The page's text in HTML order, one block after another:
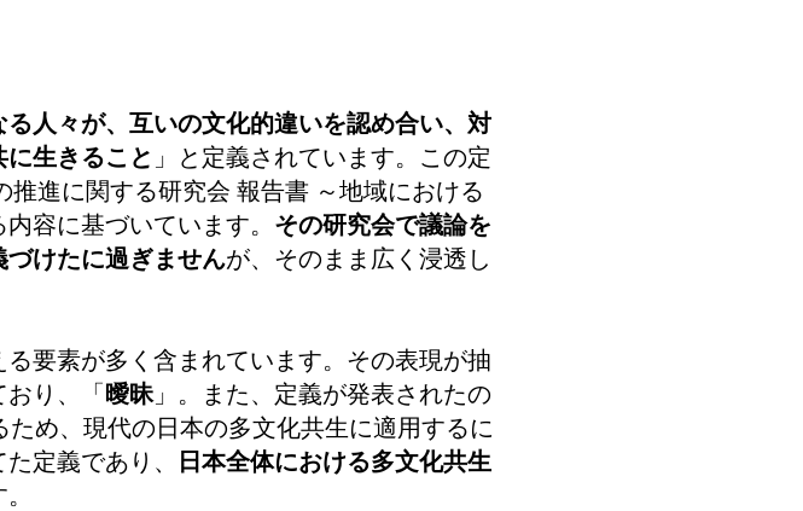
人々が、互いの文化的違いを認め合い、対
生きること 」と定義されています。この定
進に関する研究会 報告書 ～地域における
容に基づいています。 その研究会で議論を
けたに過ぎませんが、そのまま広く浸透し
る要素が多く含まれています。その表現が抽
り、「曖昧」。また、定義が発表されたの
め、現代の日本の多文化共生に適用するに
定義であり、
日本全体における多文化共生